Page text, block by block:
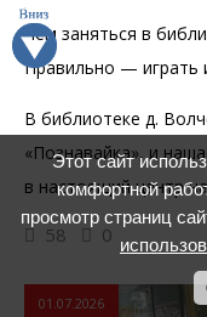
Чем заняться в
Правильно — играть
В библиотеке д.
«Познавайка», и
в настоящий центр
58 0
01.07.2026
Этот сайт
комфортной
просмотр страниц